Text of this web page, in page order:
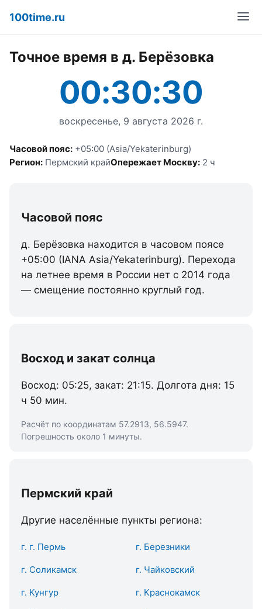
100time.ru
Точное время в д. Берёзовка
00:30:30
воскресенье, 9 августа 2026 г.
Часовой пояс: +05:00 (Asia/Yekaterinburg)
Регион: Пермский крайОпережает Москву: 2 ч
Часовой пояс
д. Берёзовка находится в часовом поясе
+05:00 (IANA Asia/Yekaterinburg). Перехода
на летнее время в России нет с 2014 года
— смещение постоянно круглый год.
Восход и закат солнца
Восход: 05:25, закат: 21:15. Долгота дня: 15
ч 50 мин.
Расчёт по координатам 57.2913, 56.5947.
Погрешность около 1 минуты.
Пермский край
Другие населённые пункты региона:
г. г. Пермь г. Березники
г. Соликамск г. Чайковский
г. Кунгур г. Краснокамск